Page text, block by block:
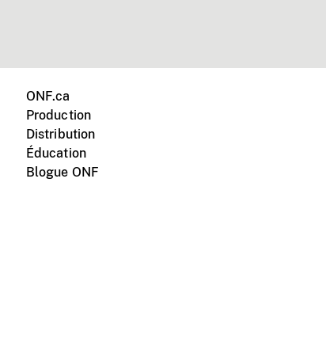
ONF.ca
Production
Distribution
Éducation
Blogue ONF